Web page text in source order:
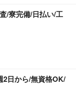
/寮完備/日払い/工
2日から/無資格OK/